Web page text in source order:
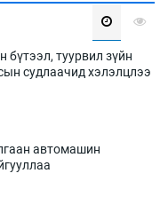
бүтээл, туурвил зүйн
судлаачид хэлэлцлээ
автомашин